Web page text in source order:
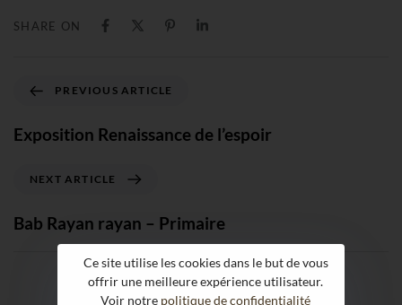
SHARE ON
PREVIOUS ARTICLE
Exposition Renaissance de l’espoir
NEXT ARTICLE
Bab Rayan rayan – Primaire
Ce site utilise les cookies dans le but de vous
offrir une meilleure expérience utilisateur.
Voir notre politique de confidentialité